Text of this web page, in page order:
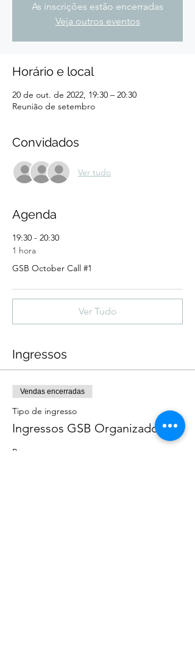
As inscrições estão encerradas
Veja outros eventos
Horário e local
20 de out. de 2022, 19:30 – 20:30
Reunião de setembro
Convidados
Ver tudo
Agenda
19:30 - 20:30
1 hora
GSB October Call #1
Ver Tudo
Ingressos
Vendas encerradas
Tipo de ingresso
Ingressos GSB Organizadores
Preço